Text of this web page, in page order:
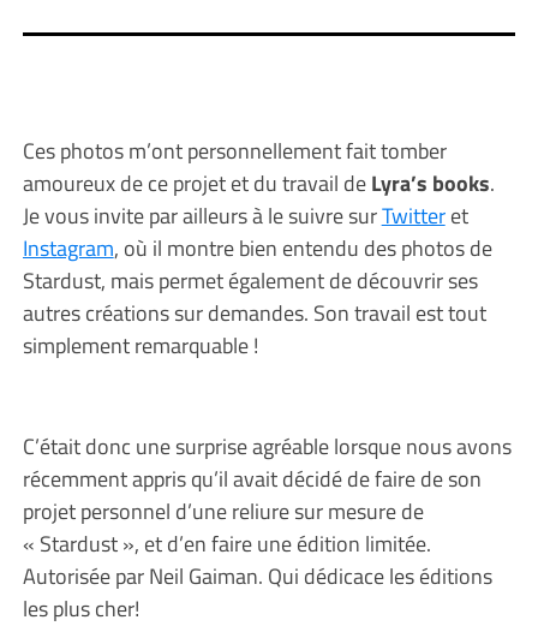
Ces photos m’ont personnellement fait tomber
amoureux de ce projet et du travail deLyra’s books.
Je vous invite par ailleurs à le suivre surTwitteret
Instagram, où il montre bien entendu des photos de
Stardust, mais permet également de découvrir ses
autres créations sur demandes. Son travail est tout
simplement remarquable !
C’était donc une surprise agréable lorsque nous avons
récemment appris qu’il avait décidé de faire de son
projet personnel d’une reliure sur mesure de
« Stardust », et d’en faire une édition limitée.
Autorisée par Neil Gaiman. Qui dédicace les éditions
les plus cher!